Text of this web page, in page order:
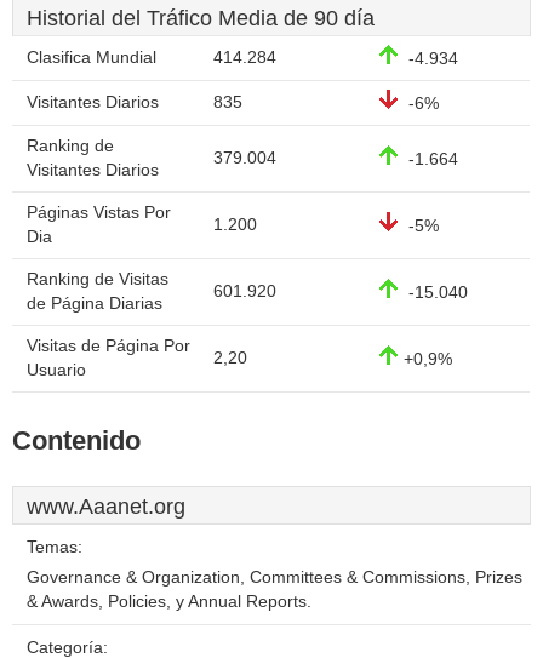
Historial del Tráfico Media de 90 día
Clasifica Mundial 414.284 -4.934
Visitantes Diarios 835 -6%
Ranking de
Visitantes Diarios
379.004 -1.664
Páginas Vistas Por
Dia
1.200 -5%
Ranking de Visitas
de Página Diarias
601.920 -15.040
Visitas de Página Por
Usuario
2,20 +0,9%
Contenido
www.Aaanet.org
Temas:
Governance & Organization, Committees & Commissions, Prizes
& Awards, Policies, y Annual Reports.
Categoría: